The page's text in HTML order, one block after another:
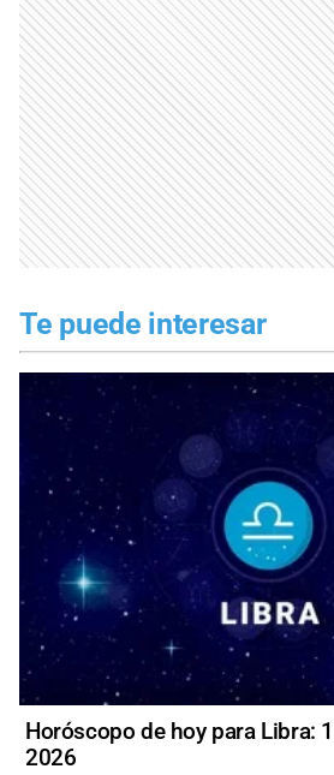
Te puede interesar
Horóscopo de hoy para Libra:
2026